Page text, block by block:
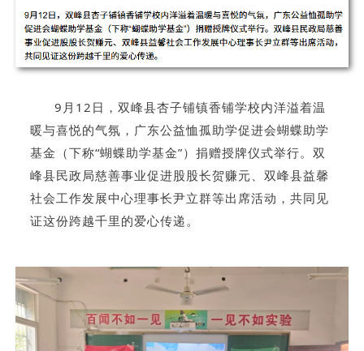
9月12日，双峰县杏子铺镇香铺学校内洋溢着温
暖与喜悦的气氛，广东公益恤孤助学促进会蝴蝶助学
基金（下称“蝴蝶助学基金”）捐赠授牌仪式举行。双
峰县民政局慈善事业促进股股长贺赚元、双峰县益馨
社会工作发展中心理事长尹立群等出席活动，共同见
证这份跨越千里的爱心传递。